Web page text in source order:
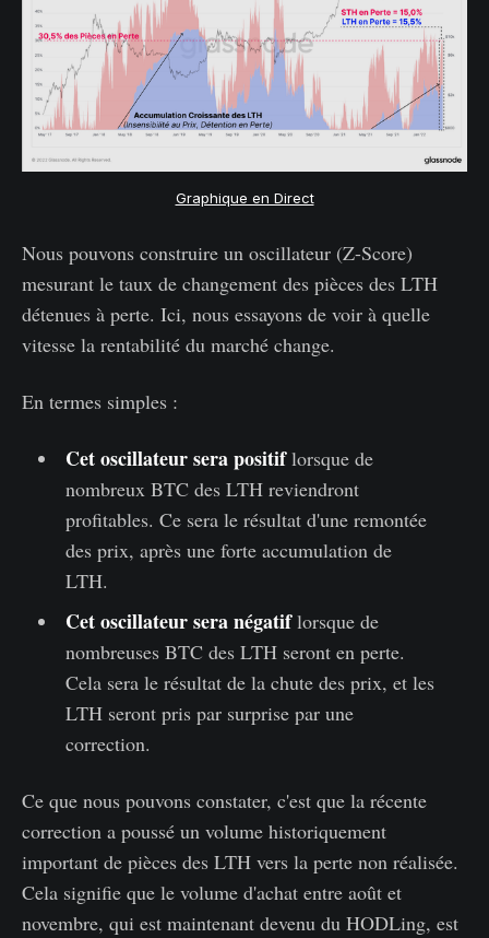
Graphique en Direct
Nous pouvons construire un oscillateur (Z-Score)
mesurant le taux de changement des pièces des LTH
détenues à perte. Ici, nous essayons de voir à quelle
vitesse la rentabilité du marché change.
En termes simples :
Cet oscillateur sera positiflorsque de
nombreux BTC des LTH reviendront
profitables. Ce sera le résultat d'une remontée
des prix, après une forte accumulation de
LTH.
Cet oscillateur sera négatiflorsque de
nombreuses BTC des LTH seront en perte.
Cela sera le résultat de la chute des prix, et les
LTH seront pris par surprise par une
correction.
Ce que nous pouvons constater, c'est que la récente
correction a poussé un volume historiquement
important de pièces des LTH vers la perte non réalisée.
Cela signifie que le volume d'achat entre août et
novembre, qui est maintenant devenu du HODLing, est